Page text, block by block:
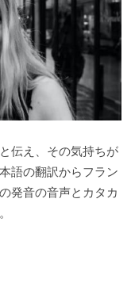
伝え、その気持ちが
語の翻訳からフラン
発音の音声とカタカ